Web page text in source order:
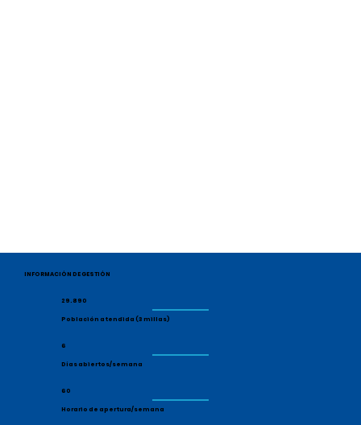
INFORMACIÓN DE GESTIÓN
29.890
Población atendida (3 millas)
6
Días abiertos/semana
60
Horario de apertura/semana